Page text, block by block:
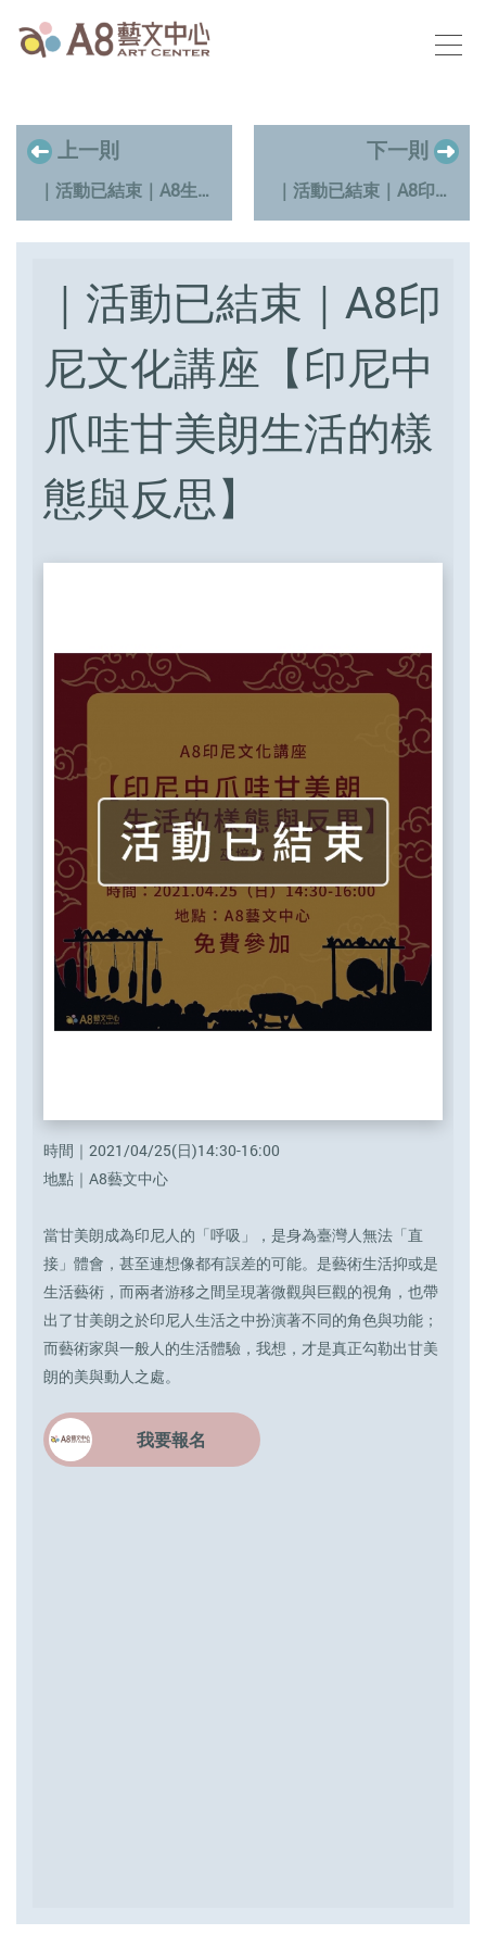
上一則
｜活動已結束｜A8生活講座【放鬆瑜珈】
下一則
｜活動已結束｜A8印尼文化講座【爪哇宮廷舞體驗】
｜活動已結束｜A8印
尼文化講座【印尼中
爪哇甘美朗生活的樣
態與反思】
時間｜2021/04/25(日)14:30-16:00
地點｜A8藝文中心
當甘美朗成為印尼人的「呼吸」，是身為臺灣人無法「直
接」體會，甚至連想像都有誤差的可能。是藝術生活抑或是
生活藝術，而兩者游移之間呈現著微觀與巨觀的視角，也帶
出了甘美朗之於印尼人生活之中扮演著不同的角色與功能；
而藝術家與一般人的生活體驗，我想，才是真正勾勒出甘美
朗的美與動人之處。
我要報名